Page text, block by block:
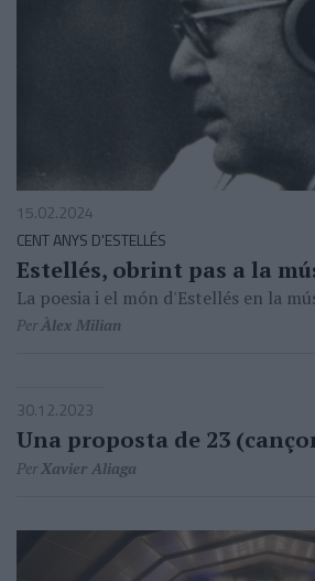
15.02.2024
CENT ANYS D'ESTELLÉS
Estellés, obrint pas a la
La poesia i el món d'Estellés en la
PerÀlex Milian
30.12.2023
Una proposta de 23
PerXavier Aliaga